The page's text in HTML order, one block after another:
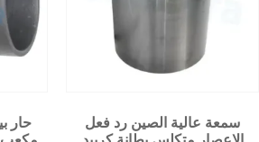
حار
سمعة عالية الصين رد فعل